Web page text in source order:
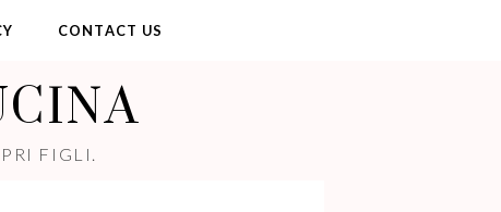
CONTACT US
FIGLI.